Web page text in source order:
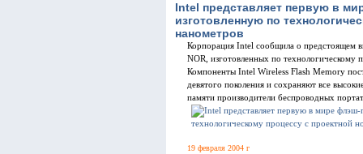
Intel представляет первую в
изготовленную по
нанометров
Корпорация Intel сообщила о предстоящем
NOR, изготовленных по
Компоненты Intel Wireless Flash Memory
девятого поколения и сохраняют все
памяти производители беспроводных
19 февраля 2004 г